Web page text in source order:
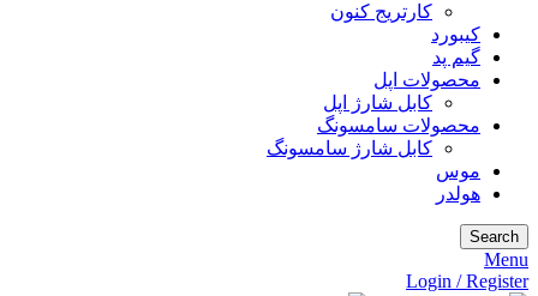
کارتریج کنون
کیبورد
گیم پد
محصولات اپل
کابل شارژ اپل
محصولات سامسونگ
کابل شارژ سامسونگ
موس
هولدر
Search
Menu
Login / Register